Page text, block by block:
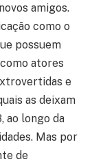
amigos.
como o
possuem
atores
e
as deixam
ao longo da
Mas por
de